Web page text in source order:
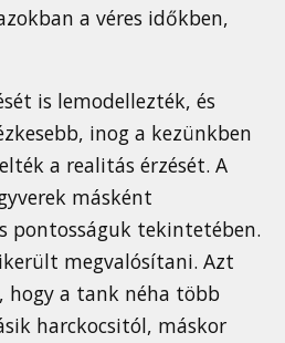
a véres időkben,
is lemodellezték, és
inog a kezünkben
a realitás érzését. A
másként
pontosságuk tekintetében.
megvalósítani. Azt
hogy a tank néha több
harckocsitól, máskor